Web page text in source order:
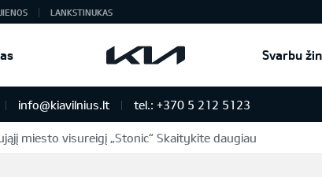
Svarbu
LANKSTINUKAS
info@kiavilnius.lt tel.: +370 5 212 5123
miesto visureigį „Stonic“ Skaitykite daugiau